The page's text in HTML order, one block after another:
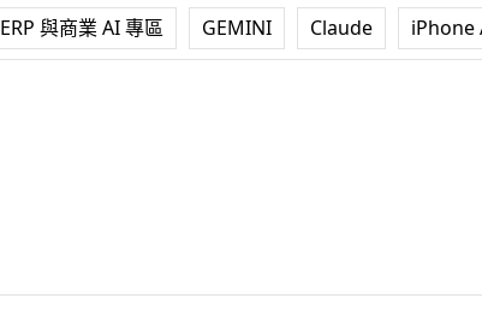
ERP 與商業 AI 專區 GEMINI Claude iPhone